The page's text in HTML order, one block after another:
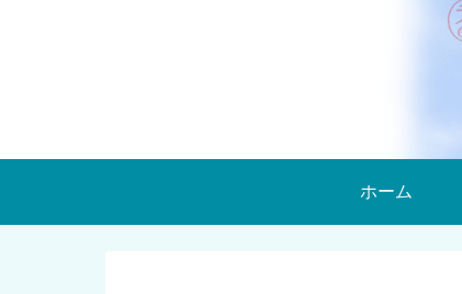
ホーム